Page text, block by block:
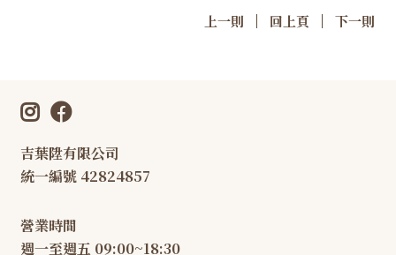
上一則 | 回上頁 |下一則
吉葉陞有限公司
統一編號 42824857
營業時間
週一至週五 09:00~18:30